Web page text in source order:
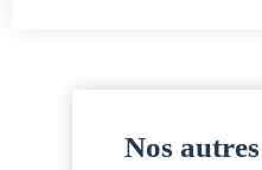
Nos